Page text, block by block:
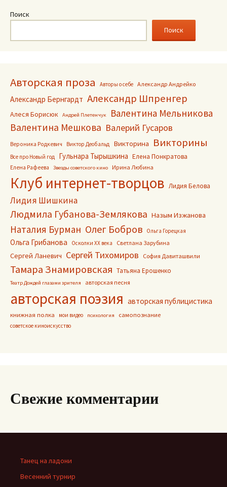
Поиск
Поиск
Авторская проза Авторы о себе Александр Андрейко
Александр Бернгардт Александр Шпренгер
Алеся Борисюк Андрей Плетенчук
Валентина Мельникова
Валентина Мешкова Валерий Гусаров
Вероника Родкевич Виктор Деобальд Викторина Викторины
Все про Новый год Гульнара Тырышкина Елена Понкратова
Елена Рафеева Звезды советского кино Ирина Любина
Клуб интернет-творцов Лидия Белова
Лидия Шишкина
Людмила Губанова-Землякова Назым Изжанова
Наталия Бурман Олег Бобров Ольга Горецкая
Ольга Грибанова Осколки ХХ века Светлана Зарубина
Сергей Ланевич Сергей Тихомиров София Давиташвили
Тамара Знамировская Татьяна Ерошенко
Театр Дождей глазами зрителя авторская песня
авторская поэзия авторская публицистика
книжная полка мои видео психология самопознание
советское киноискусство
Свежие комментарии
Танец на ладони
Весенний турнир